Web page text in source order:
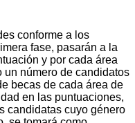
conforme a los
fase, pasarán a la
y por cada área
un número de candidatos
becas de cada área de
en las puntuaciones,
candidatas cuyo género